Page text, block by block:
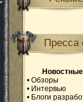
Пресса
• Обзоры
• Интервью
• Блоги